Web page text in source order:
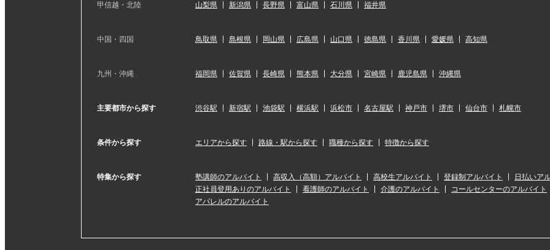
甲信越・北陸 山梨県 新潟県 長野県 富山県 石川県 福井県
中国・四国 鳥取県 島根県 岡山県 広島県 山口県 徳島県 香川県 愛媛県 高知県
九州・沖縄 福岡県 佐賀県 長崎県 熊本県 大分県 宮崎県 鹿児島県 沖縄県
主要都市から探す 渋谷駅 新宿駅 池袋駅 横浜駅 浜松市 名古屋駅 神戸市 堺市 仙台市 札幌市
条件から探す エリアから探す 路線・駅から探す 職種から探す 特徴から探す
特集から探す 塾講師のアルバイト 高収入（高額）アルバイト 高校生アルバイト 登録制アルバイト
日払いア
正社員登用ありのアルバイト
看護師のアルバイト 介護のアルバイト
コールセンターのアルバイト
アパレルのアルバイト